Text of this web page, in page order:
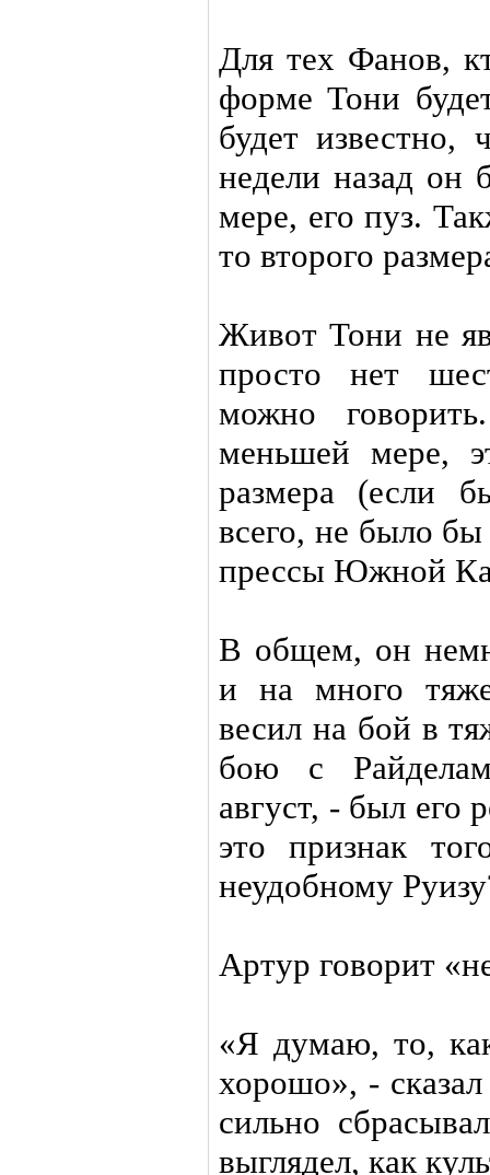
Для тех Фанов,
форме Тони
будет
недели назад
мере, его пуз.
то второго
Живот Тони не
просто нет
можно
меньшей мере,
размера (если
всего, не было
прессы Южной
В общем, он
и на много
весил на бой в
бою с
август, - был его
это признак
неудобному
Артур говорит
«Я думаю, то,
хорошо», -
сильно
выглядел, как